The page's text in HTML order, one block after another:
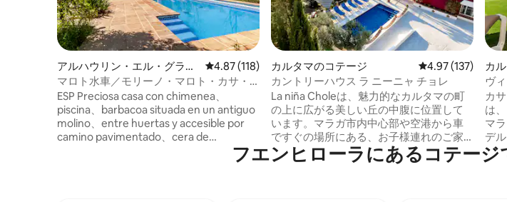
アルハウリン・エル・グラン
デのコテージ
レビュー118件、5つ星中4.87つ星の平均評価
4.87 (118)
マロト水車／モリーノ・マロト・カサ・
ルーラル・ヴィラ
ESP Preciosa casa con chimenea、
piscina、barbacoa situada en un antiguo
molino、entre huertas y accesible por
camino pavimentado、cera de
が楽しめる魅力的な家です。古い水車小
カルタマのコテージ レビュー137件、
4.97 (137)
カントリーハウス ラ ニーニャ チョレ
La niña Choleは、魅力的なカルタマの町
の上に広がる美しい丘の中腹に位置して
います。マラガ市内中心部や空港から車
ですぐの場所にある、お子様連れのご家
族や最大8名様までのグループ向けののど
かな隠れ家です。自然に囲まれた、穏や
カ
ヴ
き
カ
は
マ
デ
マ
ュ
フエンヒローラにあるコテー